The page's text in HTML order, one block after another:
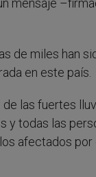
mensaje
de miles han
en este país.
las fuertes
y todas las
afectados